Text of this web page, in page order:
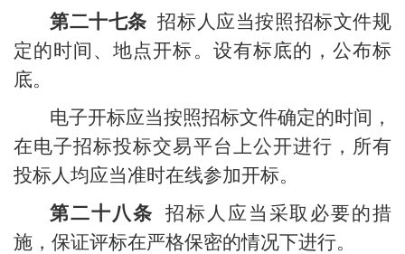
第二十七条 招标人应当按照招标文件规
定的时间、地点开标。设有标底的，公布标
底。
电子开标应当按照招标文件确定的时间，
在电子招标投标交易平台上公开进行，所有
投标人均应当准时在线参加开标。
第二十八条
招标人应当采取必要的措
施，保证评标在严格保密的情况下进行。